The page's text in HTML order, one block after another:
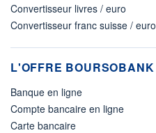
Convertisseur livres / euro
Convertisseur franc suisse / euro
L'OFFRE BOURSOBANK
Banque en ligne
Compte bancaire en ligne
Carte bancaire